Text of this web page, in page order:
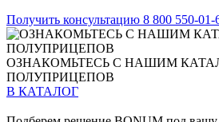
Получить консультацию 8 800 550-01-
ОЗНАКОМЬТЕСЬ С НАШИМ
ПОЛУПРИЦЕПОВ
В КАТАЛОГ